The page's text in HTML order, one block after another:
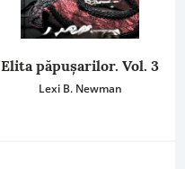
Elita păpuşarilor. Vol. 3
Lexi B. Newman